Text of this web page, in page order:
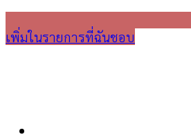
เพิ่มในรายการที่ฉันชอบ